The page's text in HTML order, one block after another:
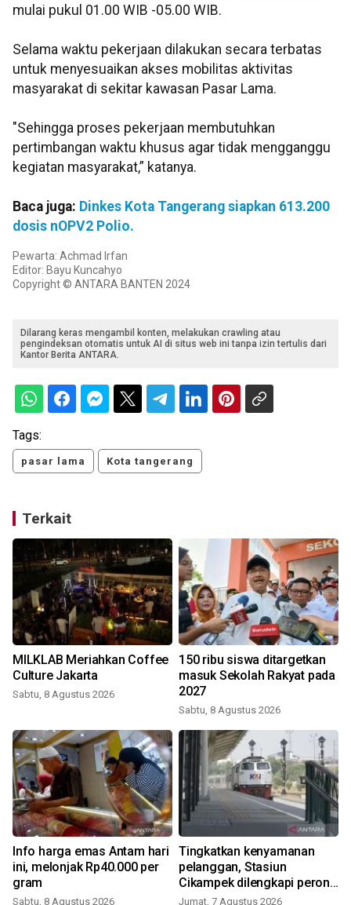
mulai pukul 01.00 WIB -05.00 WIB.
Selama waktu pekerjaan dilakukan secara terbatas
untuk menyesuaikan akses mobilitas aktivitas
masyarakat di sekitar kawasan Pasar Lama.
"Sehingga proses pekerjaan membutuhkan
pertimbangan waktu khusus agar tidak mengganggu
kegiatan masyarakat,” katanya.
Baca juga: Dinkes Kota Tangerang siapkan 613.200
dosis nOPV2 Polio.
Pewarta: Achmad Irfan
Editor: Bayu Kuncahyo
Copyright © ANTARA BANTEN 2024
Dilarang keras mengambil konten, melakukan crawling atau
pengindeksan otomatis untuk AI di situs web ini tanpa izin tertulis dari
Kantor Berita ANTARA.
Tags:
pasar lama Kota tangerang
Terkait
MILKLAB Meriahkan Coffee
Culture Jakarta
Sabtu, 8 Agustus 2026
150 ribu siswa ditargetkan
masuk Sekolah Rakyat pada
2027
Sabtu, 8 Agustus 2026
Info harga emas Antam hari
ini, melonjak Rp40.000 per
gram
Sabtu, 8 Agustus 2026
Tingkatkan kenyamanan
pelanggan, Stasiun
Cikampek dilengkapi peron
tinggi
Jumat, 7 Agustus 2026